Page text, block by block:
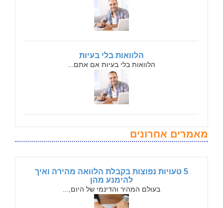
הלוואות בלי בעיות
הלוואות בלי בעיות אם אתם...
מאמרים אחרונים
5 טעויות נפוצות בקבלת הלוואה מהירה ואיך
להימנע מהן
בעולם המהיר והדינמי של היום,...